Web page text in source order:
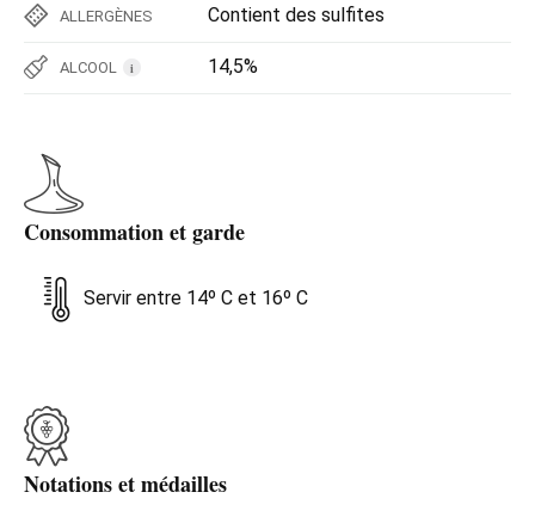
ALLERGÈNES Contient des sulfites
ALCOOL i 14,5%
Consommation et garde
Servir entre 14º C et 16º C
Notations et médailles